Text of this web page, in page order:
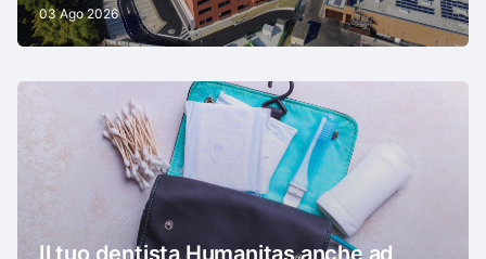
03 Ago 2026